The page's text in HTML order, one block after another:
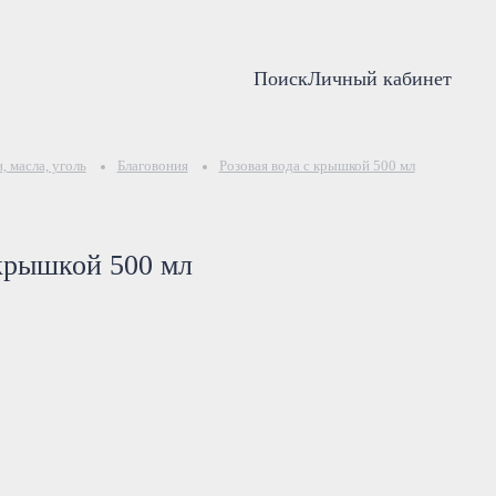
ПоискЛичный кабинет
масла, уголь Благовония Розовая вода с крышкой 500 мл
500 мл